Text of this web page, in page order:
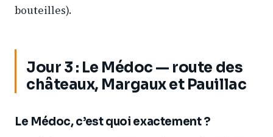
bouteilles).
Jour 3 : Le Médoc — route des
châteaux, Margaux et Pauillac
Le Médoc, c’est quoi exactement ?